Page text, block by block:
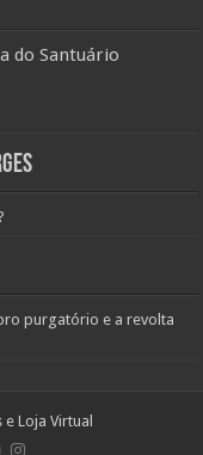
do Santuário
purgatório e a revolta
Loja Virtual